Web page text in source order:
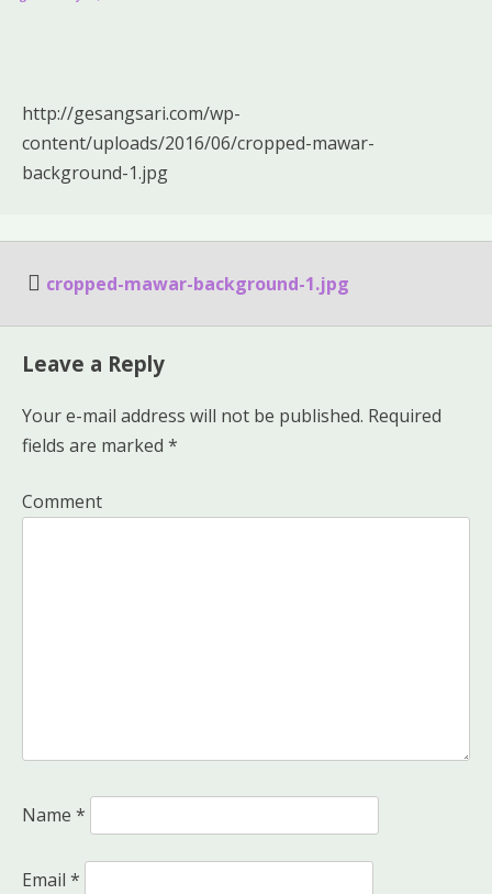
http://gesangsari.com/wp-
content/uploads/2016/06/cropped-mawar-
background-1.jpg
Post
cropped-mawar-background-1.jpg
Leave a Reply
Your e-mail address will not be published. Required
fields are marked *
Comment
Name *
Email *